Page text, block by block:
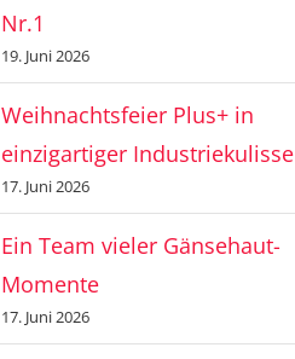
Nr.1
19. Juni 2026
Weihnachtsfeier Plus+ in
einzigartiger Industriekulisse
17. Juni 2026
Ein Team vieler Gänsehaut-
Momente
17. Juni 2026